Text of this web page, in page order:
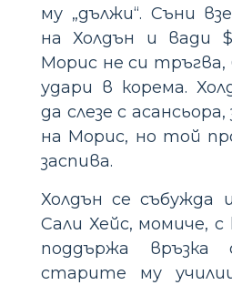
му „дължи“. Съни
на Холдън и вади
Морис не си тръгва,
удари в корема.
да слезе с
на Морис, но той
заспива.
Холдън се събужда
Сали Хейс, момиче,
поддържа
старите му